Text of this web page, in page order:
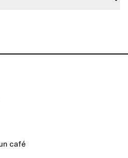
café